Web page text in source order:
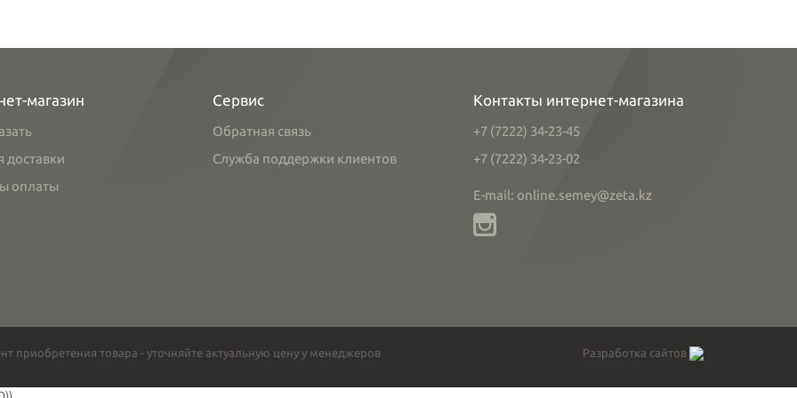
магазин
доставки
оплаты
Сервис
Обратная связь
Служба поддержки клиентов
Контакты интернет-магазина
+7 (7222) 34-23-45
+7 (7222) 34-23-02
E-mail: online.semey@zeta.kz
приобретения товара - уточняйте актуальную цену у менеджеров Разработка сайтов